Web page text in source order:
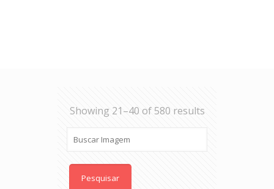
Showing 21–40 of 580 results